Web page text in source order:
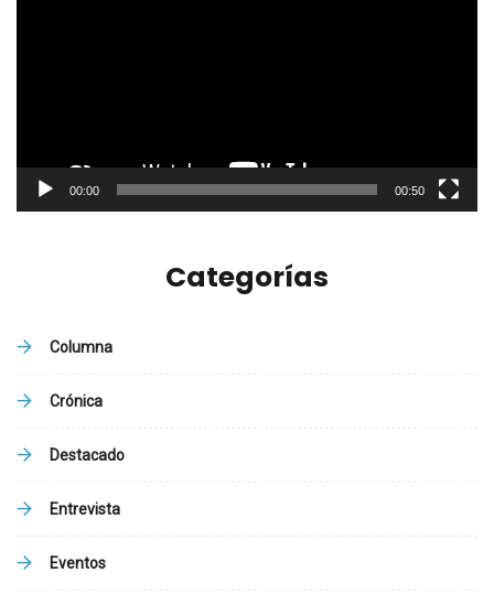
00:00 00:50
Categorías
Columna
Crónica
Destacado
Entrevista
Eventos